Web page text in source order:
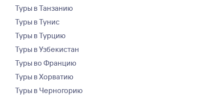
Туры в Танзанию
Туры в Тунис
Туры в Турцию
Туры в Узбекистан
Туры во Францию
Туры в Хорватию
Туры в Черногорию